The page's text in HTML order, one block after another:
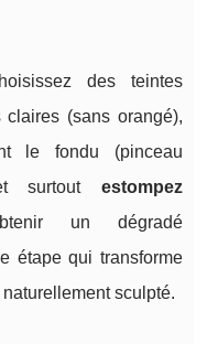
des teintes
(sans orangé),
le fondu (pinceau
surtout estompez
un dégradé
étape qui transforme
sculpté.